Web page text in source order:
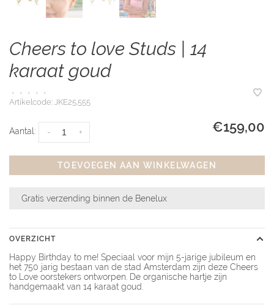
Cheers to love Studs | 14
karaat goud
• • • •
•
Artikelcode: JKE25.555
Aantal: +
- €159,00
TOEVOEGEN AAN WINKELWAGEN
Gratis verzending binnen de Benelux
OVERZICHT
Happy Birthday to me! Speciaal voor mijn 5-jarige jubileum en
het 750 jarig bestaan van de stad Amsterdam zijn deze Cheers
to Love oorstekers ontworpen. De organische hartje zijn
handgemaakt van 14 karaat goud.